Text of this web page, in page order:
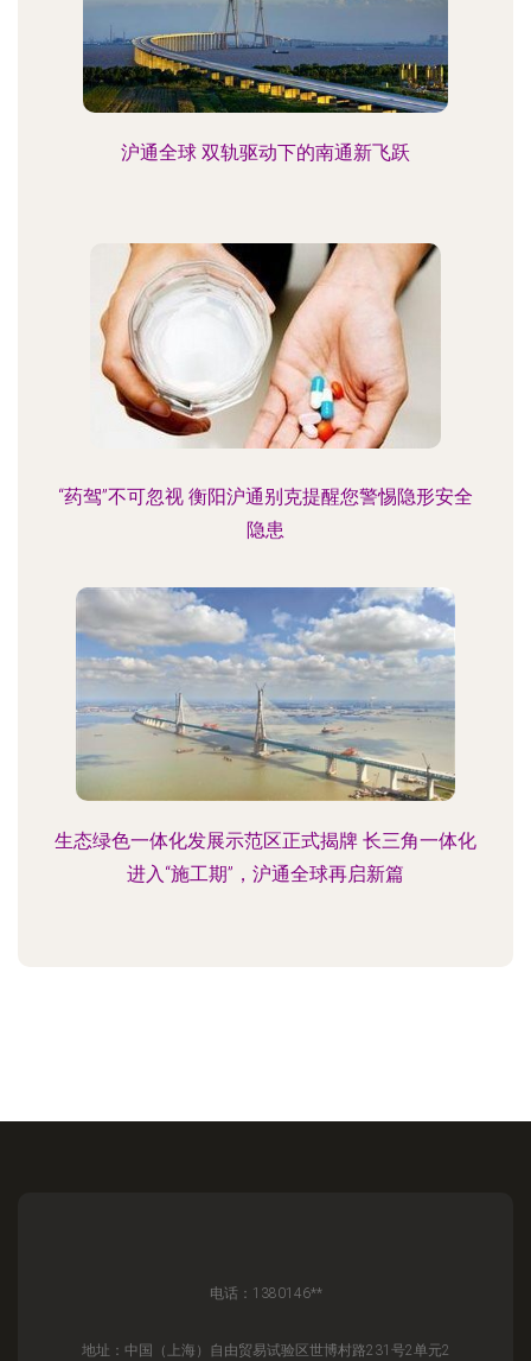
沪通全球 双轨驱动下的南通新飞跃
“药驾”不可忽视 衡阳沪通别克提醒您警惕隐形安全
隐患
生态绿色一体化发展示范区正式揭牌 长三角一体化
进入“施工期”，沪通全球再启新篇
电话：1380146**
地址：中国（上海）自由贸易试验区世博村路231号2单元2